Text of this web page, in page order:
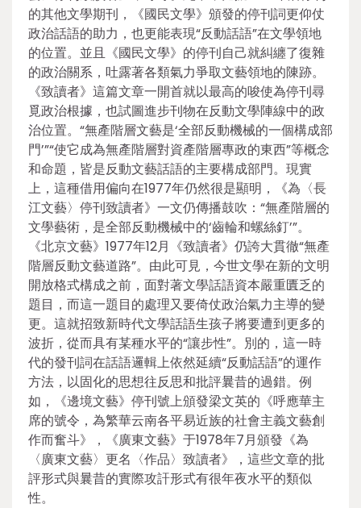
的其他文學期刊，《國民文學》頒發的停刊詞更仰仗
政治話語的助力，也更能表現“反動話語”在文學領地
的位置。並且《國民文學》的停刊自己就糾纏了復雜
的政治關系，吐露著各類氣力爭取文藝領地的陳跡。
《致讀者》這篇文章一開首就以最高的唆使為停刊尋
覓政治根據，也試圖進步刊物在反動文學陣線中的政
治位置。“無產階層文藝是‘全部反動機械的一個構成部
門’”“使它成為無產階層對資產階層專政的東西”等概念
和命題，皆是反動文藝話語的主要構成部門。現實
上，這種借用偏向在1977年仍然很是顯明，《為〈長
江文藝〉停刊致讀者》一文仍傳播鼓吹：“無產階層的
文學藝術，是全部反動機械中的‘齒輪和螺絲釘’”。
《北京文藝》1977年12月《致讀者》仍誇大貫徹“無產
階層反動文藝道路”。由此可見，今世文學在新的文明
開放格式構成之前，面對著文學話語資本嚴重匱乏的
題目，而這一題目的處理又要倚仗政治氣力主導的變
更。這就招致新時代文學話語生孩子將要遭到更多的
波折，從而具有某種水平的“讓步性”。別的，這一時
代的發刊詞在話語邏輯上依然延續“反動話語”的運作
方法，以固化的思想往反思和批評曩昔的過錯。例
如，《邊境文藝》停刊號上頒發梁文英的《呼應華主
席的號令，為繁華云南各平易近族的社會主義文藝創
作而奮斗》，《廣東文藝》于1978年7月頒發《為
〈廣東文藝〉更名〈作品〉致讀者》，這些文章的批
評形式與曩昔的實際攻訐形式有很年夜水平的類似
性。